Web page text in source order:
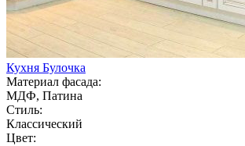
Кухня Булочка
Материал фасада:
МДФ, Патина
Стиль:
Классический
Цвет: